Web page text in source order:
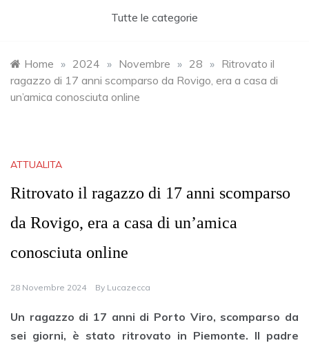
Tutte le categorie
Home » 2024 » Novembre » 28 » Ritrovato il
ragazzo di 17 anni scomparso da Rovigo, era a casa di
un’amica conosciuta online
ATTUALITA
Ritrovato il ragazzo di 17 anni scomparso
da Rovigo, era a casa di un’amica
conosciuta online
28 Novembre 2024 By Lucazecca
Un ragazzo di 17 anni di Porto Viro, scomparso da
sei giorni, è stato ritrovato in Piemonte. Il padre